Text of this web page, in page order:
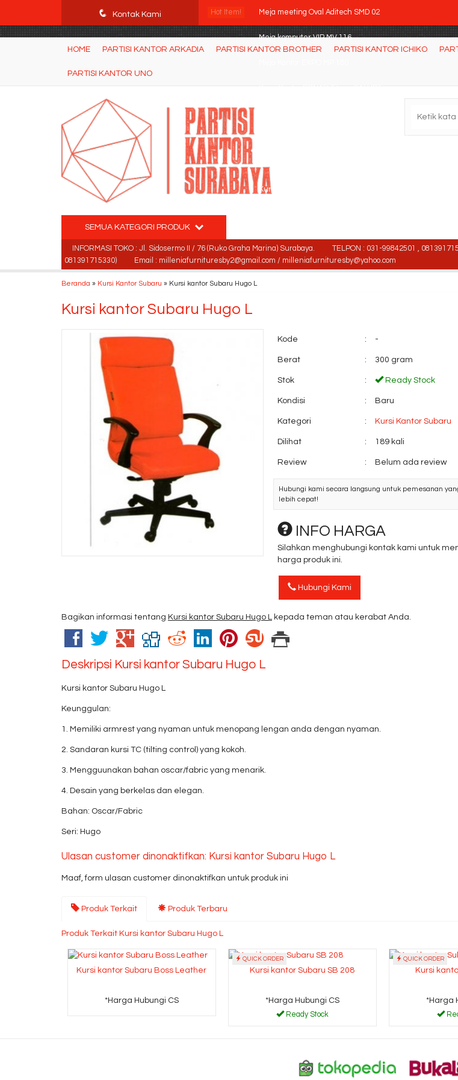
q Kontak Kami Hot Item! Meja meeting Oval Aditech SMD 02
Meja komputer VIP MV 116
Kursi Kantor SAVELLO Empire HCA
HOME PARTISI KANTOR ARKADIA PARTISI KANTOR BROTHER PARTISI KANTOR ICHIKO
PARTISI KANTOR UNO
SEMUA KATEGORI PRODUK
INFORMASI TOKO : Jl. Sidosermo II / 76 (Ruko Graha Marina) Surabaya.
TELPON : 031-99842501 ,
081391715330)
Email : milleniafurnituresby2@gmail.com / milleniafurnituresby@yahoo.com
Beranda » Kursi Kantor Subaru » Kursi kantor Subaru Hugo L
Kursi kantor Subaru Hugo L
Kode : -
Berat : 300 gram
Stok : Ready Stock
Kondisi : Baru
Kategori : Kursi Kantor Subaru
Dilihat : 189 kali
Review : Belum ada review
Hubungi kami secara langsung untuk pemesanan
lebih cepat!
INFO HARGA
Silahkan menghubungi kontak kami untuk
harga produk ini.
Hubungi Kami
Bagikan informasi tentang Kursi kantor Subaru Hugo L kepada teman atau kerabat Anda.
Deskripsi Kursi kantor Subaru Hugo L
Kursi kantor Subaru Hugo L
Keunggulan:
1. Memiliki armrest yang nyaman untuk menopang lengan anda dengan nyaman.
2. Sandaran kursi TC (tilting control) yang kokoh.
3. Mengguunakan bahan oscar/fabric yang menarik.
4. Desain yang berkelas dan elegan.
Bahan: Oscar/Fabric
Seri: Hugo
Ulasan customer dinonaktifkan: Kursi kantor Subaru Hugo L
Maaf, form ulasan customer dinonaktifkan untuk produk ini
Produk Terkait Produk Terbaru
Produk Terkait Kursi kantor Subaru Hugo L
Kursi kantor Subaru Boss Leather
*Harga Hubungi CS
QUICK ORDER
Kursi kantor Subaru SB 208
*Harga Hubungi CS
Ready Stock
QUICK ORDER
Kursi
*Harga